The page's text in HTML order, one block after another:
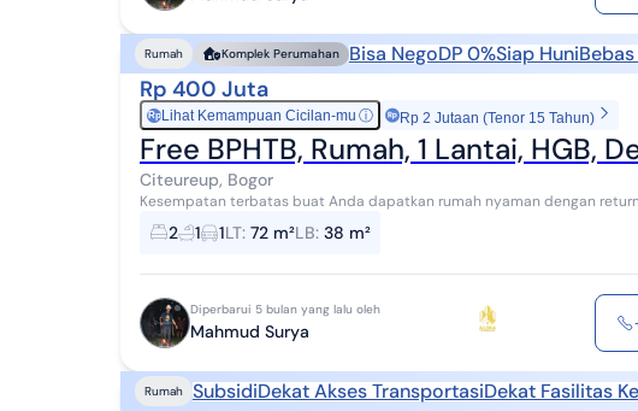
Rumah Komplek Perumahan Bisa NegoDP 0%Siap Huni
Rp 400 Juta
RpLihat Kemampuan Cicilan-mu ⓘ Rp 2 Jutaan (Tenor 15 Tahun)
Free BPHTB, Rumah, 1 Lantai, HGB,
Citeureup, Bogor
Kesempatan terbatas buat Anda dapatkan rumah nyaman dengan
Rumah ini menawarkan kelengkapan fasilitas...
2 1 1LT: 72 m²LB: 38 m²
Diperbarui 5 bulan yang lalu oleh
Mahmud Surya
Rumah SubsidiDekat Akses TransportasiDekat Fasilitas